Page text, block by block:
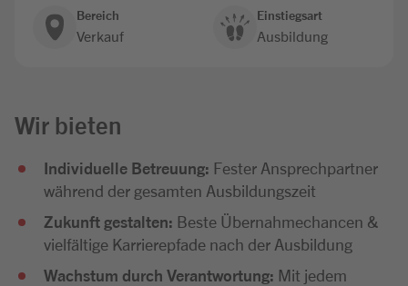
Bereich
Verkauf
Einstiegsart
Ausbildung
Wir bieten
Individuelle Betreuung: Fester Ansprechpartner
während der gesamten Ausbildungszeit
Zukunft gestalten: Beste Übernahmechancen &
vielfältige Karrierepfade nach der Ausbildung
Wachstum durch Verantwortung: Mit jedem